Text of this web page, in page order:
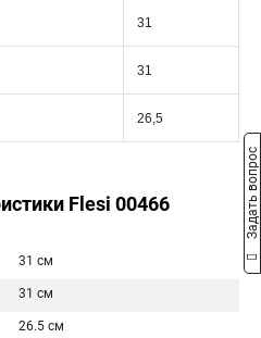
31
31
26,5
Flesi 00466
31 см
31 см
26.5 см
Задать вопрос